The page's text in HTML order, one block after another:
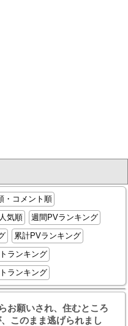
・コメント順
気順
週間PVランキング
累計PVランキング
ランキング
ランキング
お願いされ、住むところ
このまま逃げられまし